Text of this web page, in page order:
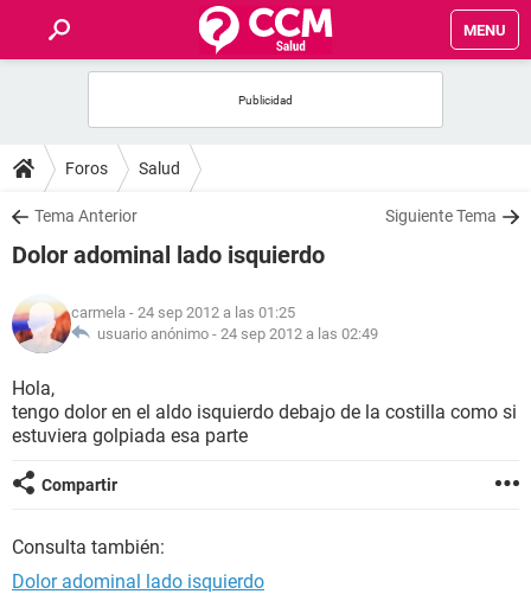
MENU
FOROS
SALUD
NUTRICIÓN
BIENESTAR
Foros Salud
Tema Anterior Siguiente Tema
Dolor adominal lado isquierdo
carmela - 24 sep 2012 a las 01:25
usuario anónimo - 24 sep 2012 a las 02:49
Hola,
tengo dolor en el aldo isquierdo debajo de la costilla como si
estuviera golpiada esa parte
Compartir
Consulta también:
Dolor adominal lado isquierdo